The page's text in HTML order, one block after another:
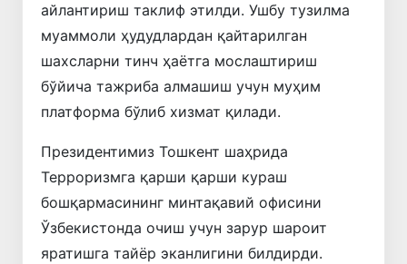
айлантириш таклиф этилди. Ушбу тузилма
муаммоли ҳудудлардан қайтарилган
шахсларни тинч ҳаётга мослаштириш
бўйича тажриба алмашиш учун муҳим
платформа бўлиб хизмат қилади.
Президентимиз Тошкент шаҳрида
Терроризмга қарши қарши кураш
бошқармасининг минтақавий офисини
Ўзбекистонда очиш учун зарур шароит
яратишга тайёр эканлигини билдирди.